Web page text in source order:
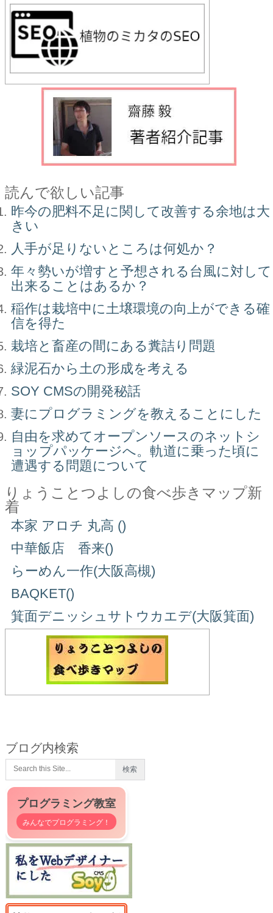
読んで欲しい記事
昨今の肥料不足に関して改善する余地は大
きい
人手が足りないところは何処か？
年々勢いが増すと予想される台風に対して
出来ることはあるか？
稲作は栽培中に土壌環境の向上ができる確
信を得た
栽培と畜産の間にある糞詰り問題
緑泥石から土の形成を考える
SOY CMSの開発秘話
妻にプログラミングを教えることにした
自由を求めてオープンソースのネットシ
ョップパッケージへ。軌道に乗った頃に
遭遇する問題について
りょうことつよしの食べ歩きマップ新
着
本家 アロチ 丸高 ()
中華飯店 香来()
らーめん一作(大阪高槻)
BAQKET()
箕面デニッシュサトウカエデ(大阪箕面)
ブログ内検索
プログラミング教室
みんなでプログラミング！